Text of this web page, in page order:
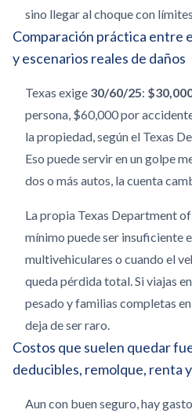
sino llegar al choque con
Comparación práctica entre
y escenarios reales de daños
Texas exige 30/60/25:
persona, $60,000 por
la propiedad, según el Texas
Eso puede servir en un golpe
dos o más autos, la cuenta
La propia Texas Department
mínimo puede ser insuficiente
multivehiculares o cuando el
queda pérdida total. Si viajas
pesado y familias completas
deja de ser raro.
Costos que suelen quedar
deducibles, remolque, renta
Aun con buen seguro, hay